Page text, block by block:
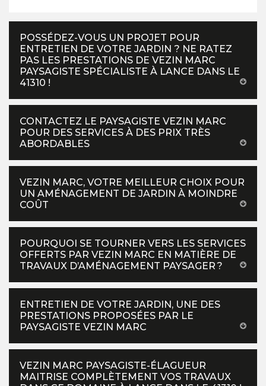
POSSÉDEZ-VOUS UN PROJET POUR
ENTRETIEN DE VOTRE JARDIN ? NE RATEZ
PAS LES PRESTATIONS DE VEZIN MARC
PAYSAGISTE SPÉCIALISTE À LANCE DANS LE
41310 !
CONTACTEZ LE PAYSAGISTE VEZIN MARC
POUR DES SERVICES À DES PRIX TRÈS
ABORDABLES
VEZIN MARC, VOTRE MEILLEUR CHOIX POUR
UN AMÉNAGEMENT DE JARDIN À MOINDRE
COÛT
POURQUOI SE TOURNER VERS LES SERVICES
OFFERTS PAR VEZIN MARC EN MATIÈRE DE
TRAVAUX D’AMÉNAGEMENT PAYSAGER ?
ENTRETIEN DE VOTRE JARDIN, UNE DES
PRESTATIONS PROPOSÉES PAR LE
PAYSAGISTE VEZIN MARC
VEZIN MARC PAYSAGISTE-ÉLAGUEUR
MAITRISE COMPLÈTEMENT VOS TRAVAUX